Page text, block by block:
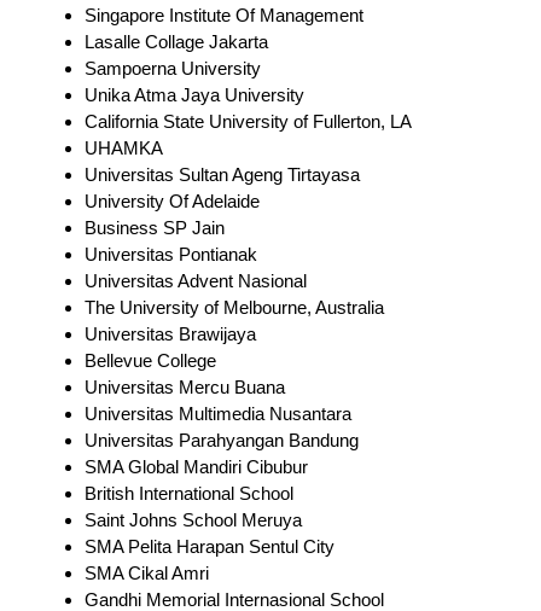
Singapore Institute Of Management
Lasalle Collage Jakarta
Sampoerna University
Unika Atma Jaya University
California State University of Fullerton, LA
UHAMKA
Universitas Sultan Ageng Tirtayasa
University Of Adelaide
Business SP Jain
Universitas Pontianak
Universitas Advent Nasional
The University of Melbourne, Australia
Universitas Brawijaya
Bellevue College
Universitas Mercu Buana
Universitas Multimedia Nusantara
Universitas Parahyangan Bandung
SMA Global Mandiri Cibubur
British International School
Saint Johns School Meruya
SMA Pelita Harapan Sentul City
SMA Cikal Amri
Gandhi Memorial Internasional School